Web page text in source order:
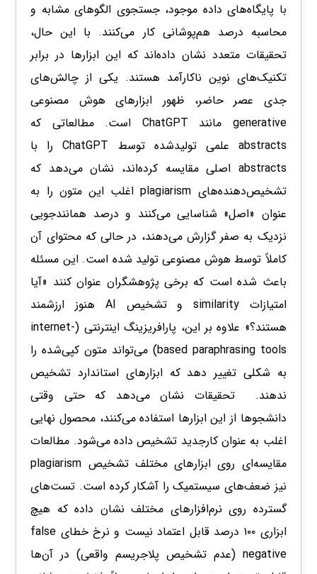
با پایگاه‌های داده موجود، جستجوی الگوهای مشابه و
محاسبه درصد هم‌پوشانی کار می‌کنند. با این حال،
تحقیقات متعدد نشان داده‌اند که این ابزارها در برابر
تکنیک‌های نوین ناکارآمد هستند. یکی از چالش‌های
جدی عصر حاضر، ظهور ابزارهای هوش مصنوعی
generative مانند ChatGPT است. مطالعاتی که
abstracts علمی تولیدشده توسط ChatGPT را با
abstracts اصلی مقایسه کرده‌اند، نشان می‌دهد که
تشخیص‌دهنده‌های plagiarism اغلب این متون را به
عنوان «اصل» شناسایی می‌کنند و درصد همانندجویی
نزدیک به صفر گزارش می‌دهند، در حالی که محتوای آن
کاملاً توسط هوش مصنوعی تولید شده است. این مسئله
باعث شده است که برخی پژوهشگران عنوان کنند «آیا
امتیازات similarity و تشخیص AI هنوز ارزشمند
هستند؟» علاوه بر این، پارافریزینگ اینترنتی (internet-
based paraphrasing tools) می‌تواند متون کپی‌شده را
به شکلی تغییر دهد که ابزارهای استاندارد تشخیص
ندهند. تحقیقات نشان می‌دهد که حتی وقتی
دانشجوها از این ابزارها استفاده می‌کنند، محصول نهایی
اغلب به عنوان کارجدید تشخیص داده می‌شود. مطالعات
مقایسه‌ای روی ابزارهای مختلف تشخیص plagiarism
نیز ضعف‌های سیستمیک را آشکار کرده است. تست‌های
گسترده روی نرم‌افزارهای مختلف نشان داده که هیچ
ابزاری ۱۰۰ درصد قابل اعتماد نیست و نرخ خطای false
negative (عدم تشخیص پلاجریسم واقعی) در آن‌ها